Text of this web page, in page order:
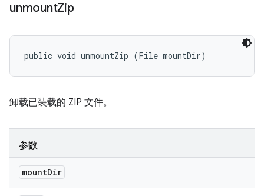
unmountZip
public void unmountZip (File mountDir)
卸载已装载的 ZIP 文件。
参数
mountDir